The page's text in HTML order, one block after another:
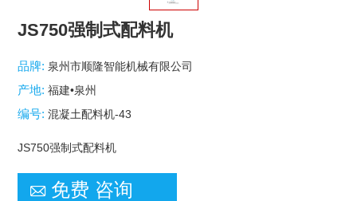
JS750强制式配料机
品牌: 泉州市顺隆智能机械有限公司
产地:福建•泉州
编号:混凝土配料机-43
JS750强制式配料机
 免费 咨询